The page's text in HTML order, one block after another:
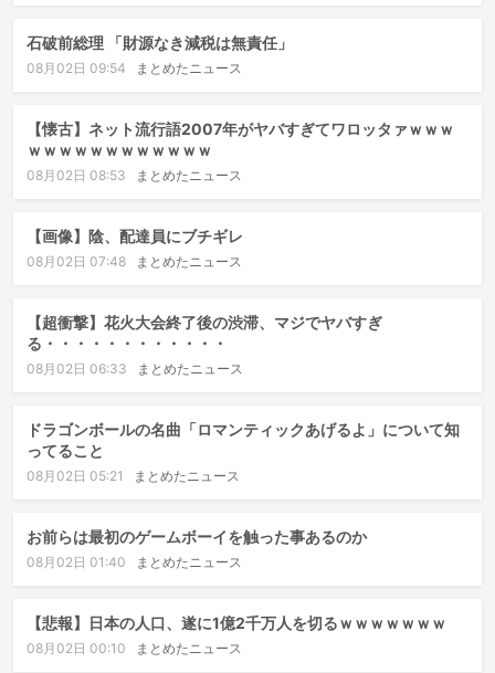
石破前総理 「財源なき減税は無責任」
08月02日 09:54 まとめたニュース
【懐古】ネット流行語2007年がヤバすぎてワロッタァｗｗｗ
ｗｗｗｗｗｗｗｗｗｗｗｗ
08月02日 08:53 まとめたニュース
【画像】陰、配達員にブチギレ
08月02日 07:48 まとめたニュース
【超衝撃】花火大会終了後の渋滞、マジでヤバすぎ
る・・・・・・・・・・・・
08月02日 06:33 まとめたニュース
ドラゴンボールの名曲「ロマンティックあげるよ」について知
ってること
08月02日 05:21 まとめたニュース
お前らは最初のゲームボーイを触った事あるのか
08月02日 01:40 まとめたニュース
【悲報】日本の人口、遂に1億2千万人を切るｗｗｗｗｗｗｗ
08月02日 00:10 まとめたニュース